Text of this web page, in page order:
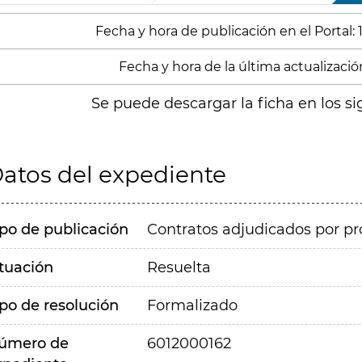
Fecha y hora de publicación en el Portal:
Fecha y hora de la última
Se puede descargar la ficha en los
del expediente
de publicación Contratos adjudicados por
Resuelta
de resolución Formalizado
de
6012000162